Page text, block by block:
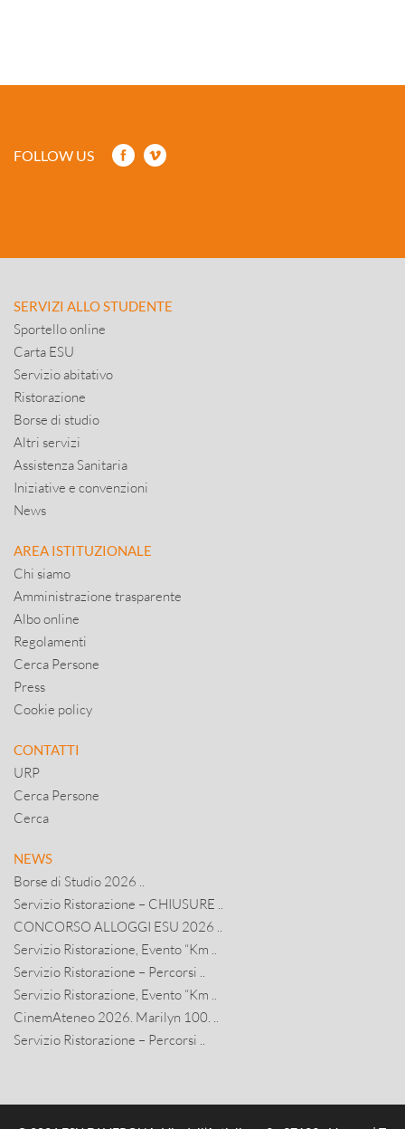
FOLLOW US
SERVIZI ALLO STUDENTE
Sportello online
Carta ESU
Servizio abitativo
Ristorazione
Borse di studio
Altri servizi
Assistenza Sanitaria
Iniziative e convenzioni
News
AREA ISTITUZIONALE
Chi siamo
Amministrazione trasparente
Albo online
Regolamenti
Cerca Persone
Press
Cookie policy
CONTATTI
URP
Cerca Persone
Cerca
NEWS
Borse di Studio 2026 ..
Servizio Ristorazione – CHIUSURE ..
CONCORSO ALLOGGI ESU 2026 ..
Servizio Ristorazione, Evento “Km ..
Servizio Ristorazione – Percorsi ..
Servizio Ristorazione, Evento “Km ..
CinemAteneo 2026. Marilyn 100. ..
Servizio Ristorazione – Percorsi ..